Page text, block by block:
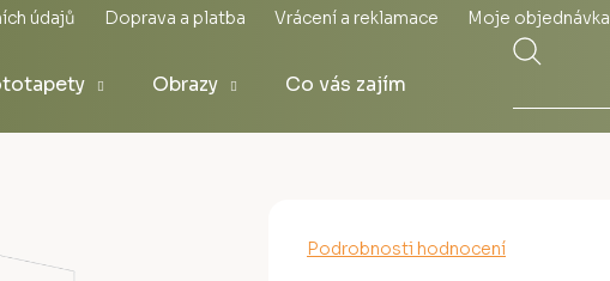
údajů Doprava a platba Vrácení a reklamace Moje objednávka
Obrazy Co vás zajímá
Průměrné
Podrobnosti hodnocení